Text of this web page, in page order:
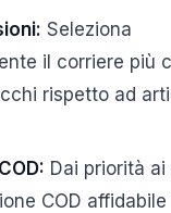
Seleziona
il corriere più
rispetto ad
Dai priorità
COD